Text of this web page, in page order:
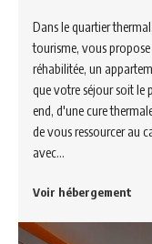
Dans le quartier
tourisme, vous
réhabilitée, un
que votre séjour soit le
end, d'une cure
de vous ressourcer au
avec…
Voir hébergement